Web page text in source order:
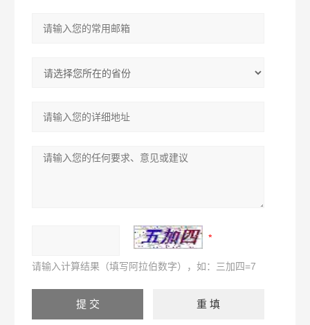
请输入计算结果（填写阿拉伯数字），如：三加四=7